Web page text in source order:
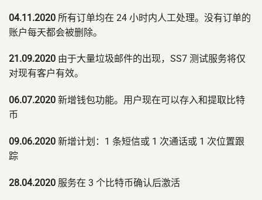
04.11.2020 所有订单均在 24 小时内人工处理。没有订单的
账户每天都会被删除。
21.09.2020 由于大量垃圾邮件的出现，SS7 测试服务将仅
对现有客户有效。
06.07.2020 新增钱包功能。用户现在可以存入和提取比特
币
09.06.2020 新增计划：1 条短信或 1 次通话或 1 次位置跟
踪
28.04.2020 服务在 3 个比特币确认后激活